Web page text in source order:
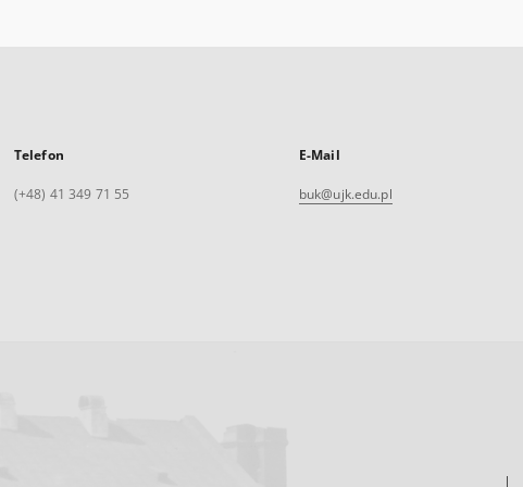
Telefon
(+48) 41 349 71 55
E-Mail
buk@ujk.edu.pl